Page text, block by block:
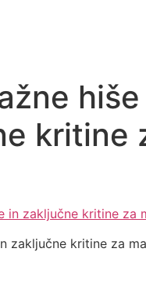
kritine
zaključne kritine za